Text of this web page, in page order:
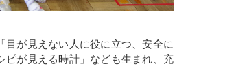
が見えない人に役に立つ、安全に
ピが見える時計」なども生まれ、充